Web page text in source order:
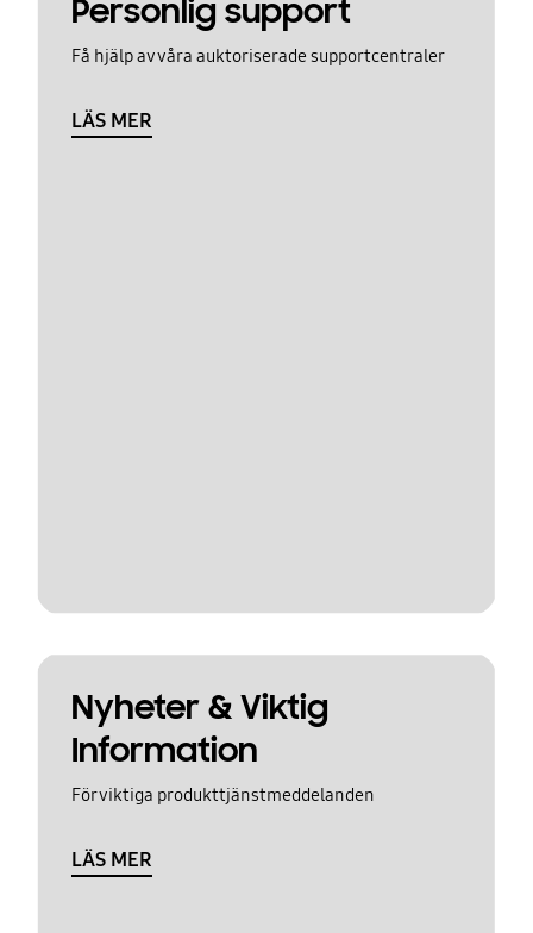
Personlig support
Få hjälp av våra auktoriserade supportcentraler
LÄS MER
Nyheter & Viktig
Information
För viktiga produkttjänstmeddelanden
LÄS MER